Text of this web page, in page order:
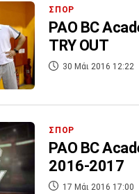
ΣΠΟΡ
PAO BC
TRY OUT
30 Μάι 2016 12:22
ΣΠΟΡ
PAO BC
2016-2017
17 Μάι 2016 17:00